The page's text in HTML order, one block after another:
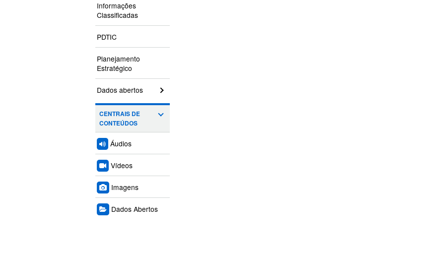
Informações
Classificadas
PDTIC
Planejamento
Estratégico
Dados abertos
CENTRAIS DE
CONTEÚDOS
Áudios
Vídeos
Imagens
Dados Abertos